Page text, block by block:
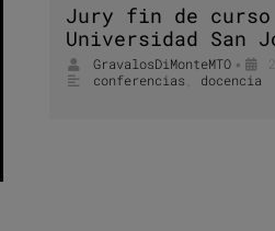
Jury fin de
Universidad San
GravalosDiMonteMTO •
conferencias docencia